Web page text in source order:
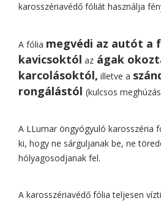
karosszériavédő fóliát használja
A fólia megvédi az autót a
kavicsoktól az ágak
karcolásoktól, illetve a
rongálástól (kulcsos
A LLumar öngyógyuló karosszéria
ki, hogy ne sárguljanak be, ne
hólyagosodjanak fel.
A karosszériavédő fólia teljesen